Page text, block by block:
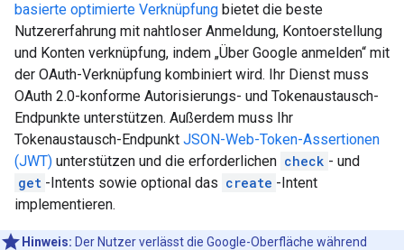
basierte optimierte Verknüpfung bietet die beste
Nutzererfahrung mit nahtloser Anmeldung, Kontoerstellung
und Konten verknüpfung, indem „Über Google anmelden“ mit
der OAuth-Verknüpfung kombiniert wird. Ihr Dienst muss
OAuth 2.0-konforme Autorisierungs- und Tokenaustausch-
Endpunkte unterstützen. Außerdem muss Ihr
Tokenaustausch-Endpunkt JSON-Web-Token-Assertionen
(JWT) unterstützen und die erforderlichen check - und
get -Intents sowie optional das create -Intent
implementieren.
Hinweis: Der Nutzer verlässt die Google-Oberfläche während